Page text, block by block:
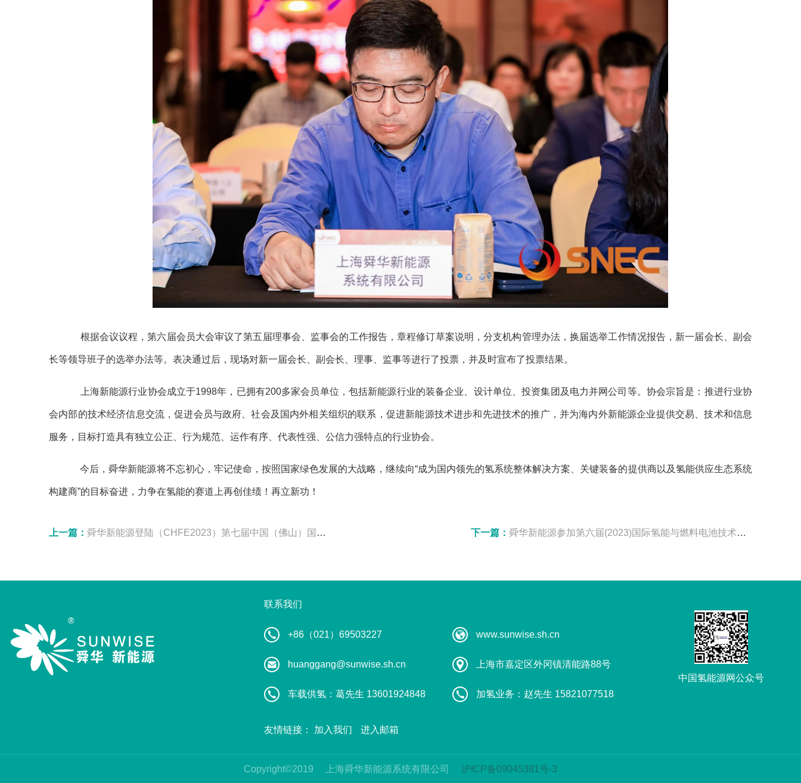
根据会议议程，第六届会员大会审议了第五届理事会、监事会的工作报告，章程修订草案说明，分支机构管理办法，换届选举工作情况报告，新一届会长、副会
长等领导班子的选举办法等。表决通过后，现场对新一届会长、副会长、理事、监事等进行了投票，并及时宣布了投票结果。
上海新能源行业协会成立于1998年，已拥有200多家会员单位，包括新能源行业的装备企业、设计单位、投资集团及电力并网公司等。协会宗旨是：推进行业协
会内部的技术经济信息交流，促进会员与政府、社会及国内外相关组织的联系，促进新能源技术进步和先进技术的推广，并为海内外新能源企业提供交易、技术和信息
服务，目标打造具有独立公正、行为规范、运作有序、代表性强、公信力强特点的行业协会。
今后，舜华新能源将不忘初心，牢记使命，按照国家绿色发展的大战略，继续向“成为国内领先的氢系统整体解决方案、关键装备的提供商以及氢能供应生态系统
构建商”的目标奋进，力争在氢能的赛道上再创佳绩！再立新功！
上一篇： 舜华新能源登陆（CHFE2023）第七届中国（佛山）国际氢能与燃料电池技术及产品展览会 下一篇： 舜华新能源参加第六届(2023)国际氢能与燃料电池技术和装备及应用(上海)大会技术分论坛并演讲
联系我们
+86（021）69503227 www.sunwise.sh.cn
huanggang@sunwise.sh.cn 上海市嘉定区外冈镇清能路88号
车载供氢：葛先生 13601924848 加氢业务：赵先生 15821077518
友情链接： 加入我们 进入邮箱
中国氢能源网公众号
Copyright©2019 上海舜华新能源系统有限公司 沪ICP备09045381号-3